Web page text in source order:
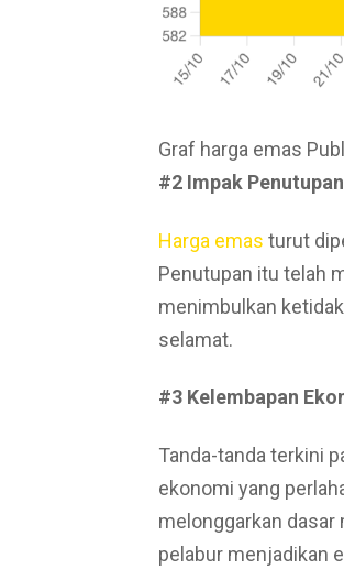
Graf harga emas
#2 Impak
Harga emas turut
Penutupan itu telah
menimbulkan
selamat.
#3 Kelembapan
Tanda-tanda terkini
ekonomi yang
melonggarkan dasar
pelabur menjadikan